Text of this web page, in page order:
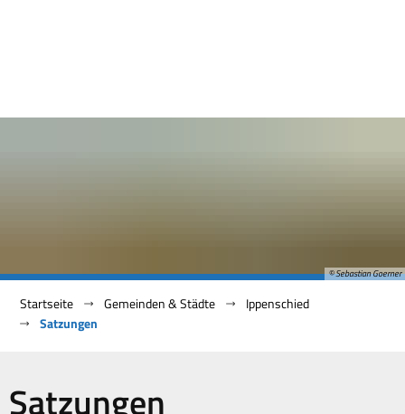
© Sebastian Goerner
Startseite Gemeinden & Städte
Ippenschied
Satzungen
Satzungen